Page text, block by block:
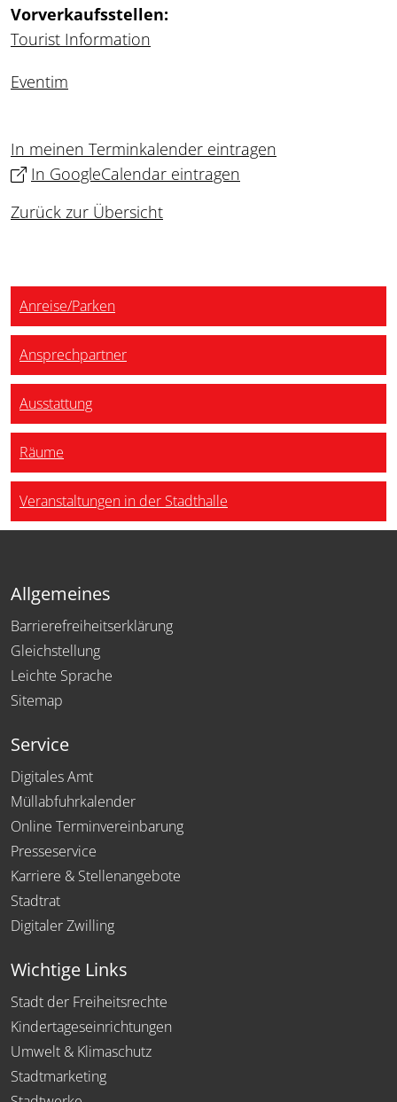
Vorverkaufsstellen:
Tourist Information
Eventim
In meinen Terminkalender eintragen
In GoogleCalendar eintragen
Zurück zur Übersicht
Anreise/Parken
Ansprechpartner
Ausstattung
Räume
Veranstaltungen in der Stadthalle
Allgemeines
Barrierefreiheitserklärung
Gleichstellung
Leichte Sprache
Sitemap
Service
Digitales Amt
Müllabfuhrkalender
Online Terminvereinbarung
Presseservice
Karriere & Stellenangebote
Stadtrat
Digitaler Zwilling
Wichtige Links
Stadt der Freiheitsrechte
Kindertageseinrichtungen
Umwelt & Klimaschutz
Stadtmarketing